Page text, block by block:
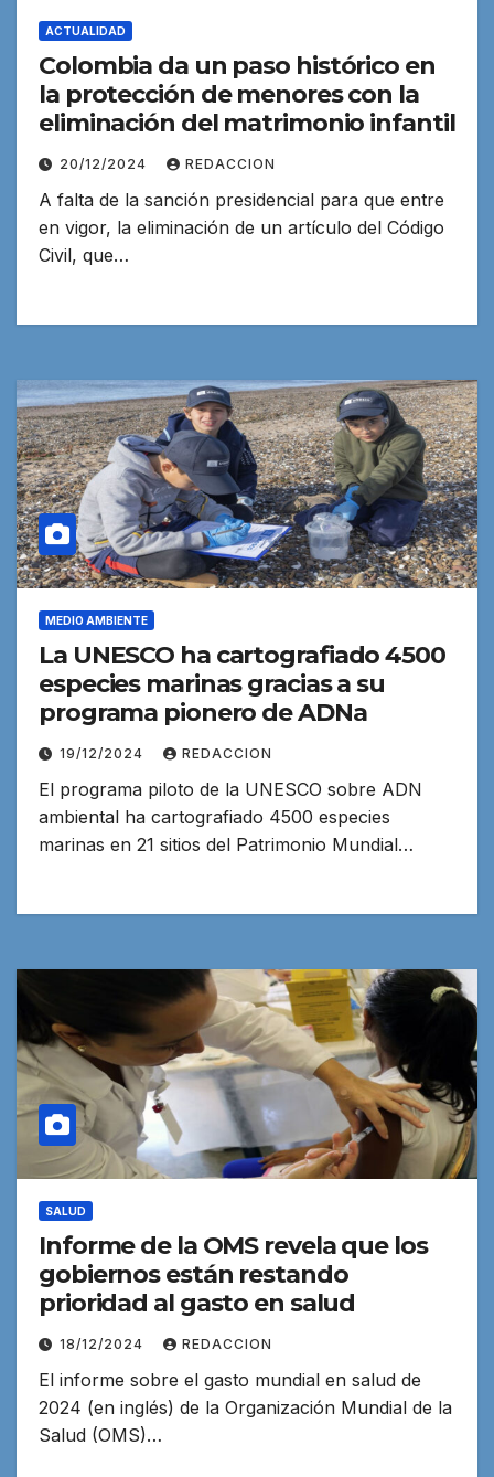
ACTUALIDAD
Colombia da un paso histórico en
la protección de menores con la
eliminación del matrimonio infantil
20/12/2024 REDACCION
A falta de la sanción presidencial para que entre
en vigor, la eliminación de un artículo del Código
Civil, que…
MEDIO AMBIENTE
La UNESCO ha cartografiado 4500
especies marinas gracias a su
programa pionero de ADNa
19/12/2024 REDACCION
El programa piloto de la UNESCO sobre ADN
ambiental ha cartografiado 4500 especies
marinas en 21 sitios del Patrimonio Mundial…
SALUD
Informe de la OMS revela que los
gobiernos están restando
prioridad al gasto en salud
18/12/2024 REDACCION
El informe sobre el gasto mundial en salud de
2024 (en inglés) de la Organización Mundial de la
Salud (OMS)…